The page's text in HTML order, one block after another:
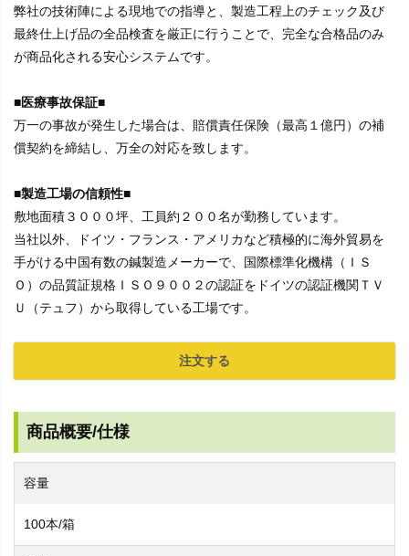
弊社の技術陣による現地での指導と、製造工程上のチェック及び
最終仕上げ品の全品検査を厳正に行うことで、完全な合格品のみ
が商品化される安心システムです。
■医療事故保証■
万一の事故が発生した場合は、賠償責任保険（最高１億円）の補
償契約を締結し、万全の対応を致します。
■製造工場の信頼性■
敷地面積３０００坪、工員約２００名が勤務しています。
当社以外、ドイツ・フランス・アメリカなど積極的に海外貿易を
手がける中国有数の鍼製造メーカーで、国際標準化機構（ＩＳ
Ｏ）の品質証規格ＩＳＯ９００２の認証をドイツの認証機関ＴＶ
Ｕ（テュフ）から取得している工場です。
注文する
商品概要/仕様
容量
100本/箱